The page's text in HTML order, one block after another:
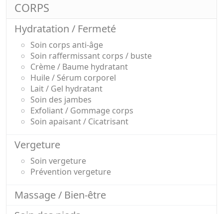
CORPS
Hydratation / Fermeté
Soin corps anti-âge
Soin raffermissant corps / buste
Crème / Baume hydratant
Huile / Sérum corporel
Lait / Gel hydratant
Soin des jambes
Exfoliant / Gommage corps
Soin apaisant / Cicatrisant
Vergeture
Soin vergeture
Prévention vergeture
Massage / Bien-être